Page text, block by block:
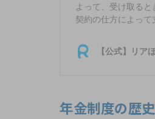
年金制度の歴史